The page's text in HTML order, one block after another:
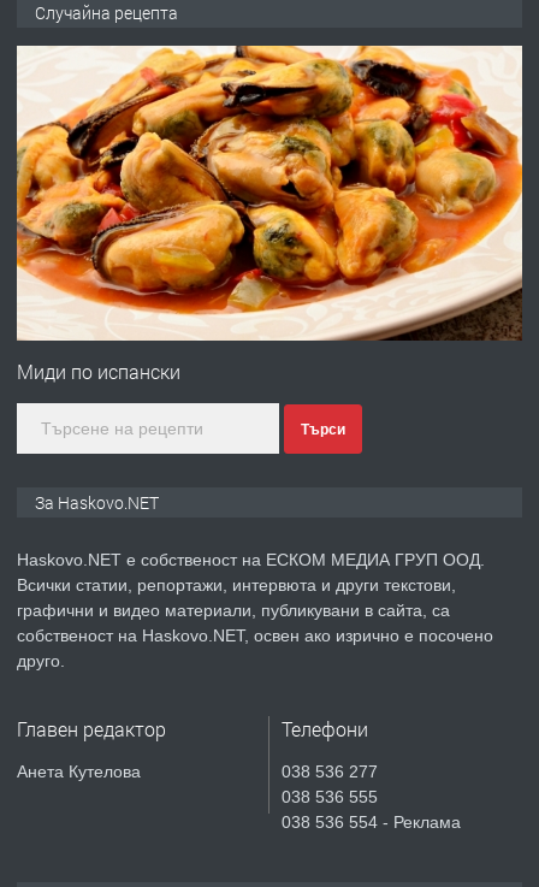
градската градина!
преди 2 дни
ПРЕДЛАГА
ПРОСТОРЕН ТРИСТАЕН
АПАРТАМЕНТ В НОВА СГРАДА КВ.
КУБА
преди 2 дни
Продавам парцел в гр. Хасково кв.
преди 2 дни
ПРЕДЛАГА
№4119 Едностаен обзаведен
Къртене на бетон! Събаряне на
Случайна рецепта
Миди по испански
Търси
За Haskovo.NET
Haskovo.NET е собственост на ЕСКОМ МЕДИА ГРУП ООД.
Всички статии, репортажи, интервюта и други текстови,
графични и видео материали, публикувани в сайта, са
собственост на Haskovo.NET, освен ако изрично е посочено
друго.
Главен редактор
Анета Кутелова
Телефони
038 536 277
038 536 555
038 536 554 - Реклама